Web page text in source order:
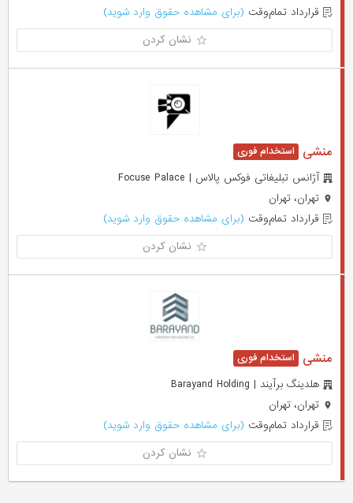
قرارداد تمام‌وقت (برای مشاهده حقوق وارد شوید)
نشان کردن
منشی
آژانس تبلیغاتی فوکس پالاس | Focuse Palace
تهران، تهران
قرارداد تمام‌وقت (برای مشاهده حقوق وارد شوید)
نشان کردن
منشی
هلدینگ برآیند | Barayand Holding
تهران، تهران
قرارداد تمام‌وقت (برای مشاهده حقوق وارد شوید)
نشان کردن